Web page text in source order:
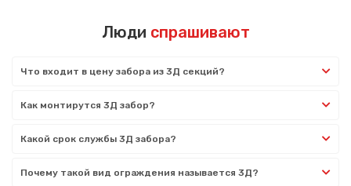
Люди спрашивают
Что входит в цену забора из 3Д секций?
Как монтирутся 3Д забор?
Какой срок службы 3Д забора?
Почему такой вид ограждения называется 3Д?